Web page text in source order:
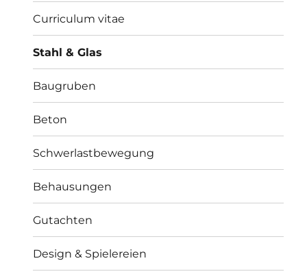
Curriculum vitae
Stahl & Glas
Baugruben
Beton
Schwerlastbewegung
Behausungen
Gutachten
Design & Spielereien